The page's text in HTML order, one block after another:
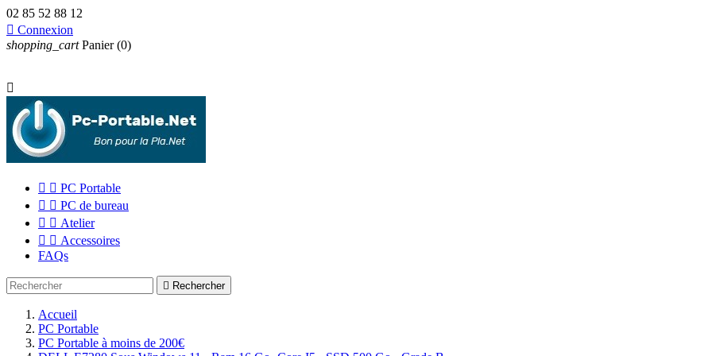
02 85 52 88 12
 Connexion
shopping_cart Panier (0)

  PC Portable
  PC de bureau
  Atelier
  Accessoires
FAQs
 Rechercher
Accueil
PC Portable
PC Portable à moins de 200€